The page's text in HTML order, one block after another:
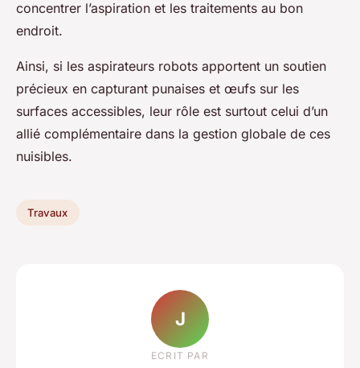
concentrer l’aspiration et les traitements au bon
endroit.
Ainsi, si les aspirateurs robots apportent un soutien
précieux en capturant punaises et œufs sur les
surfaces accessibles, leur rôle est surtout celui d’un
allié complémentaire dans la gestion globale de ces
nuisibles.
Travaux
J
ECRIT PAR